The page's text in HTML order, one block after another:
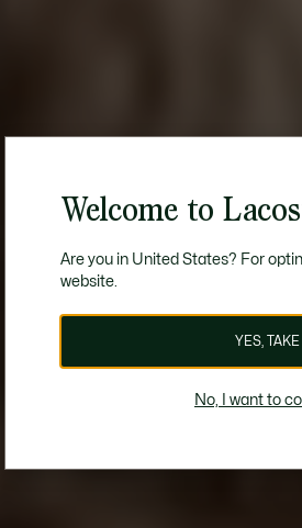
Welcome to
Are you in United States? For
website.
YES,
No, I want to